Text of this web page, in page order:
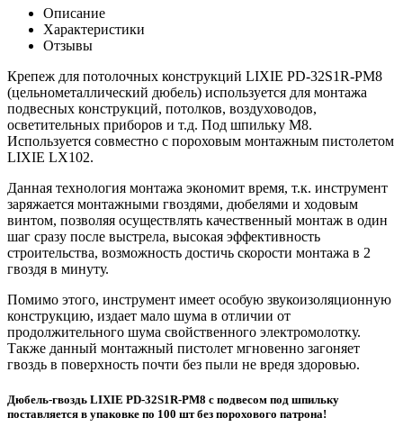
Описание
Характеристики
Отзывы
Крепеж для потолочных конструкций LIXIE PD-32S1R-PM8
(цельнометаллический дюбель) используется для монтажа
подвесных конструкций, потолков, воздуховодов,
осветительных приборов и т.д. Под шпильку М8.
Используется совместно с пороховым монтажным пистолетом
LIXIE LX102.
Данная технология монтажа экономит время, т.к. инструмент
заряжается монтажными гвоздями, дюбелями и ходовым
винтом, позволяя осуществлять качественный монтаж в один
шаг сразу после выстрела, высокая эффективность
строительства, возможность достичь скорости монтажа в 2
гвоздя в минуту.
Помимо этого, инструмент имеет особую звукоизоляционную
конструкцию, издает мало шума в отличии от
продолжительного шума свойственного электромолотку.
Также данный монтажный пистолет мгновенно загоняет
гвоздь в поверхность почти без пыли не вредя здоровью.
Дюбель-гвоздь LIXIE PD-32S1R-PM8 с подвесом под шпильку
поставляется в упаковке по 100 шт без порохового патрона!